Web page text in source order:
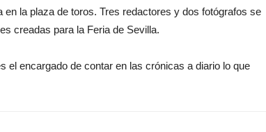
la plaza de toros. Tres redactores y dos fotógrafos se
creadas para la Feria de Sevilla.
el encargado de contar en las crónicas a diario lo que